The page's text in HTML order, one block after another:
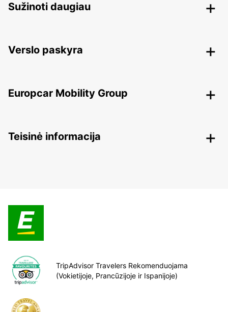
Sužinoti daugiau
Verslo paskyra
Europcar Mobility Group
Teisinė informacija
TripAdvisor Travelers Rekomenduojama
(Vokietijoje, Prancūzijoje ir Ispanijoje)